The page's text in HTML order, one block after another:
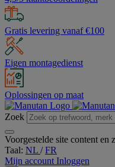
Gratis levering vanaf €100
Eigen montagedienst
Oplossingen op maat
Zoek
Voorgestelde site content en
Taal: NL /FR
Mijn account Inloggen